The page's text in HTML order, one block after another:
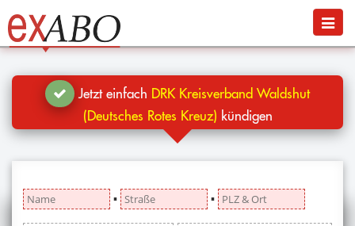
Jetzt kündigen
Blog
Hilfe
Anmelden
Menü
Jetzt einfach DRK Kreisverband Waldshut
(Deutsches Rotes Kreuz) kündigen
▪ ▪